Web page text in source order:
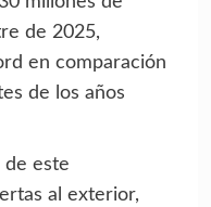
de 2025,
en comparación
de los años
de este
al exterior,